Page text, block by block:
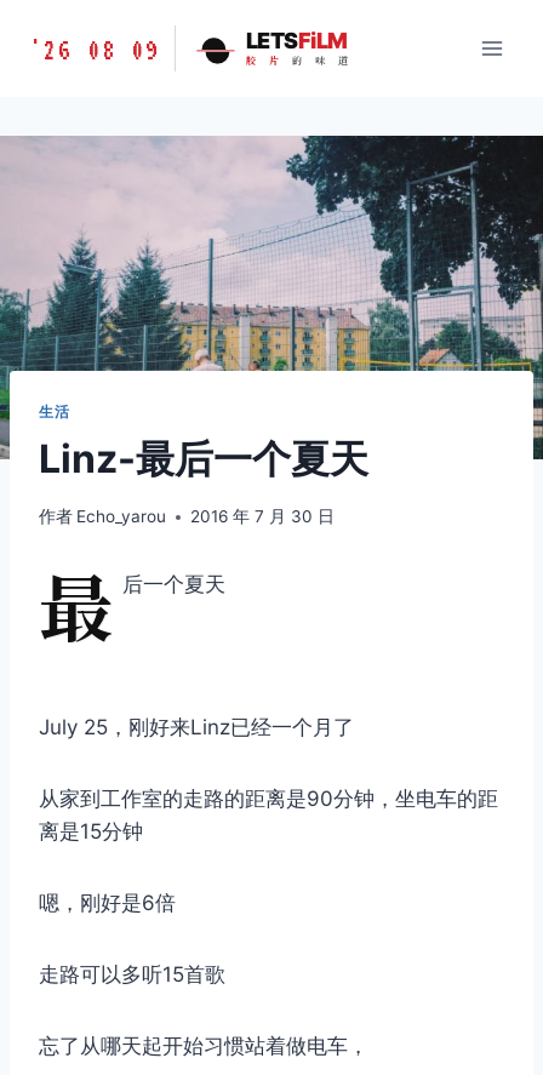
胶
味
'26 08 09 LETSFiLM
胶 片 的 味 道
生活
Linz-最后一个夏天
作者 Echo_yarou 2016 年 7 月 30 日
最 后一个夏天
July 25，刚好来Linz已经一个月了
从家到工作室的走路的距离是90分钟，坐电车的距
离是15分钟
嗯，刚好是6倍
走路可以多听15首歌
忘了从哪天起开始习惯站着做电车，